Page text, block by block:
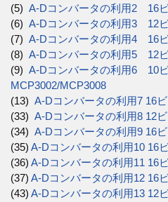
(5) A-Dコンバータの利用2 16
(6) A-Dコンバータの利用3 12
(7) A-Dコンバータの利用4 16
(8) A-Dコンバータの利用5 12
(9) A-Dコンバータの利用6 10
MCP3002/MCP3008
(13) A-Dコンバータの利用7 16
(33) A-Dコンバータの利用8 12
(34) A-Dコンバータの利用9 16
(35) A-Dコンバータの利用10 16
(36) A-Dコンバータの利用11 16
(37) A-Dコンバータの利用12 16
(43) A-Dコンバータの利用13 12